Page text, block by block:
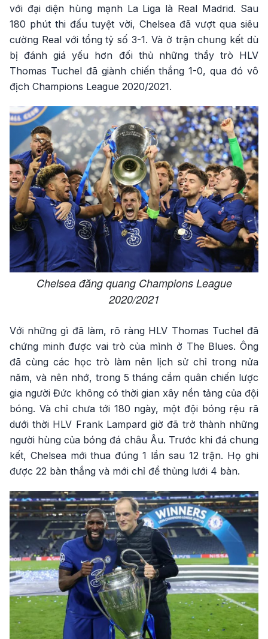
với đại diện hùng mạnh La Liga là Real Madrid. Sau
180 phút thi đấu tuyệt vời, Chelsea đã vượt qua siêu
cường Real với tổng tỷ số 3-1. Và ở trận chung kết dù
bị đánh giá yếu hơn đối thủ những thầy trò HLV
Thomas Tuchel đã giành chiến thắng 1-0, qua đó vô
địch Champions League 2020/2021.
Chelsea đăng quang Champions League
2020/2021
Với những gì đã làm, rõ ràng HLV Thomas Tuchel đã
chứng minh được vai trò của mình ở The Blues. Ông
đã cùng các học trò làm nên lịch sử chỉ trong nửa
năm, và nên nhớ, trong 5 tháng cầm quân chiến lược
gia người Đức không có thời gian xây nền tảng của đội
bóng. Và chỉ chưa tới 180 ngày, một đội bóng rệu rã
dưới thời HLV Frank Lampard giờ đã trở thành những
người hùng của bóng đá châu Âu. Trước khi đá chung
kết, Chelsea mới thua đúng 1 lần sau 12 trận. Họ ghi
được 22 bàn thắng và mới chỉ để thủng lưới 4 bàn.